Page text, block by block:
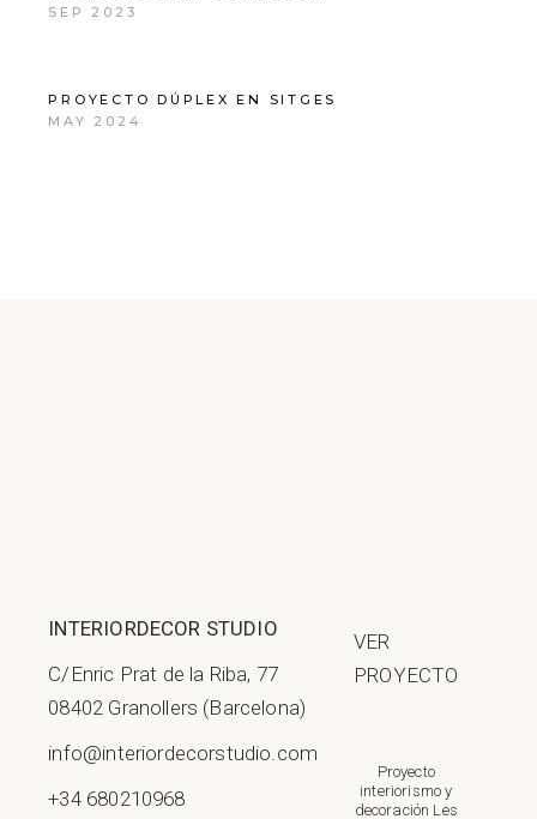
SEP 2023
PROYECTO DÚPLEX EN SITGES
MAY 2024
INTERIORDECOR STUDIO
C/Enric Prat de la Riba, 77
08402 Granollers (Barcelona)
info@interiordecorstudio.com
+34 680210968
VER
PROYECTO
Proyecto
interiorismo y
decoración Les